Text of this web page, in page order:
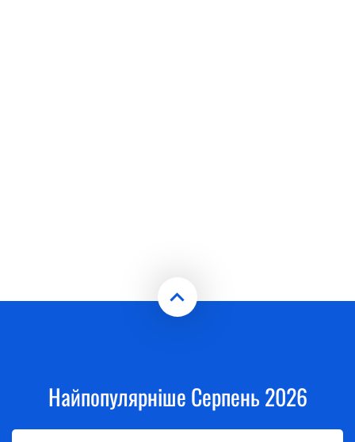
Найпопулярніше Серпень 2026